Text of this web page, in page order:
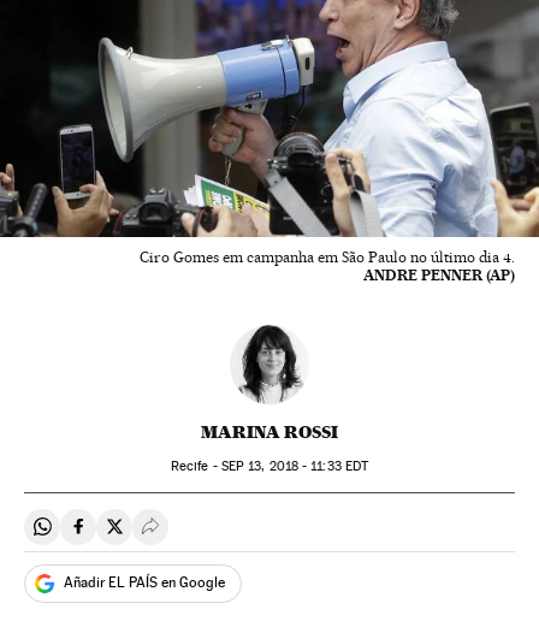
Ciro Gomes em campanha em São Paulo no último dia 4.
ANDRE PENNER (AP)
MARINA ROSSI
Recife - SEP 13, 2018 - 11:33EDT
Compartir en Whatsapp
Compartir en Facebook
Compartir en Twitter
Desplegar Redes Sociales
Añadir EL PAÍS en Google